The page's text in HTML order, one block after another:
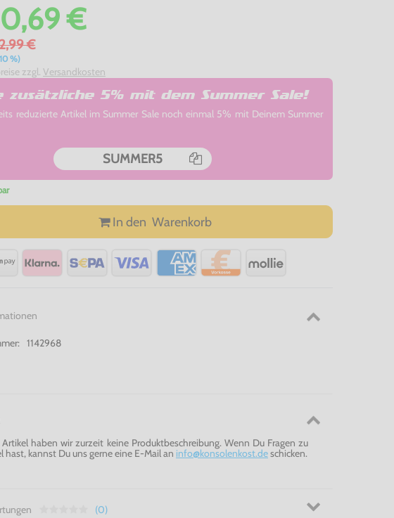
€
€
%)
zzgl. Versandkosten
zusätzliche 5% mit dem Summer Sale!
reduzierte Artikel im Summer Sale noch einmal 5% mit Deinem Summer
SUMMER5
In den Warenkorb
1142968
Artikel haben wir zurzeit keine Produktbeschreibung. Wenn Du Fragen zu
hast, kannst Du uns gerne eine E-Mail an info@konsolenkost.deschicken.
(0)